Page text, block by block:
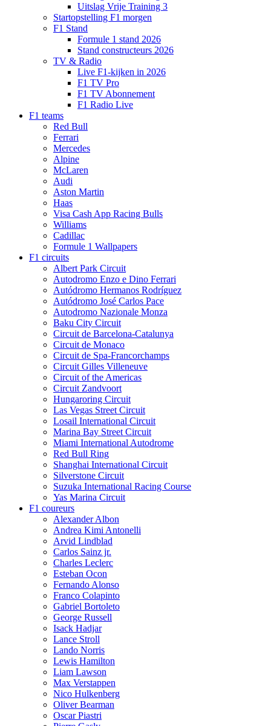
Uitslag Vrije Training 3
Startopstelling F1 morgen
F1 Stand
Formule 1 stand 2026
Stand constructeurs 2026
TV & Radio
Live F1-kijken in 2026
F1 TV Pro
F1 TV Abonnement
F1 Radio Live
F1 teams
Red Bull
Ferrari
Mercedes
Alpine
McLaren
Audi
Aston Martin
Haas
Visa Cash App Racing Bulls
Williams
Cadillac
Formule 1 Wallpapers
F1 circuits
Albert Park Circuit
Autodromo Enzo e Dino Ferrari
Autódromo Hermanos Rodríguez
Autódromo José Carlos Pace
Autodromo Nazionale Monza
Baku City Circuit
Circuit de Barcelona-Catalunya
Circuit de Monaco
Circuit de Spa-Francorchamps
Circuit Gilles Villeneuve
Circuit of the Americas
Circuit Zandvoort
Hungaroring Circuit
Las Vegas Street Circuit
Losail International Circuit
Marina Bay Street Circuit
Miami International Autodrome
Red Bull Ring
Shanghai International Circuit
Silverstone Circuit
Suzuka International Racing Course
Yas Marina Circuit
F1 coureurs
Alexander Albon
Andrea Kimi Antonelli
Arvid Lindblad
Carlos Sainz jr.
Charles Leclerc
Esteban Ocon
Fernando Alonso
Franco Colapinto
Gabriel Bortoleto
George Russell
Isack Hadjar
Lance Stroll
Lando Norris
Lewis Hamilton
Liam Lawson
Max Verstappen
Nico Hulkenberg
Oliver Bearman
Oscar Piastri